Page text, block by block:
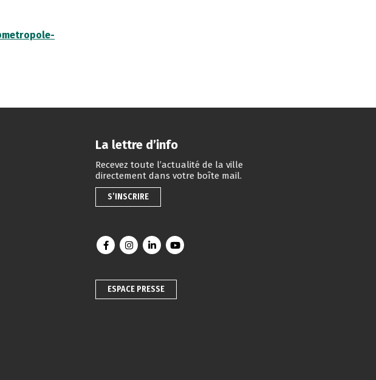
La lettre d’info
Recevez toute l’actualité de la ville
directement dans votre boîte mail.
S’INSCRIRE
Lien vers le compte Facebook
Lien vers le compte Instagram
Lien vers le compte Linkedin
Lien vers la chaîne Youtube
ESPACE PRESSE